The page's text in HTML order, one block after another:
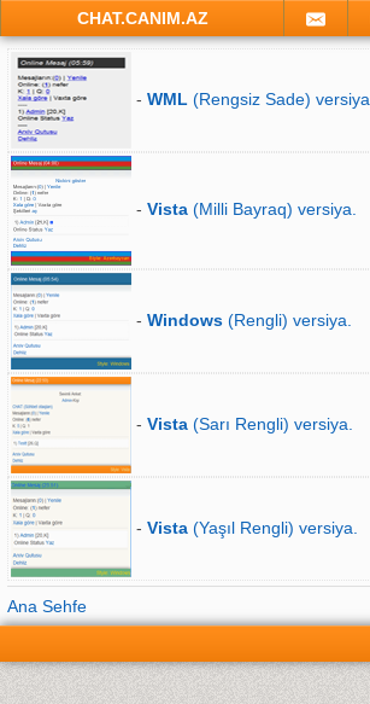
CHAT.CANIM.AZ
- WML (Rengsiz Sade) versiya.
- Vista (Milli Bayraq) versiya.
- Windows (Rengli) versiya.
- Vista (Sarı Rengli) versiya.
- Vista (Yaşıl Rengli) versiya.
Ana Sehfe